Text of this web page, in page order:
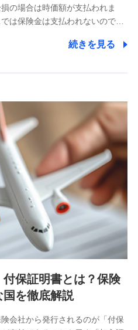
の場合は時価額が支払われま
は保険金は支払われないので…
続きを見る
付保証明書とは？保険
を徹底解説
会社から発行されるのが「付保